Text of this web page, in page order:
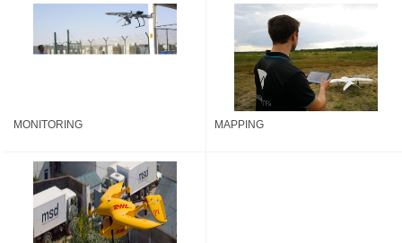
MONITORING MAPPING